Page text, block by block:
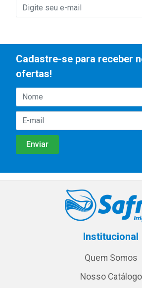
Cadastre-se para receber
ofertas!
Institucional
Quem Somos
Nosso Catálogo